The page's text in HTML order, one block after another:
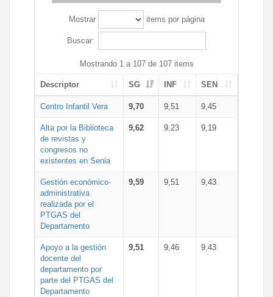
Mostrar items por página
Buscar:
Mostrando 1 a 107 de 107 items
Descriptor SG INF SEN
Centro Infantil Vera 9,70 9,51 9,45
Alta por la Biblioteca
de revistas y
congresos no
existentes en Senia
9,62 9,23 9,19
Gestión económico-
administrativa
realizada por el
PTGAS del
Departamento
9,59 9,51 9,43
Apoyo a la gestión
docente del
departamento por
parte del PTGAS del
Departamento
9,51 9,46 9,43